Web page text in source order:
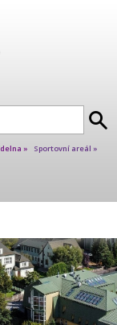
» Sportovní areál »